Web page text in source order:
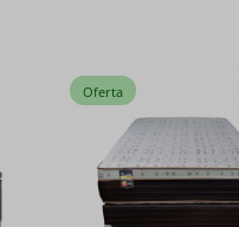
Oferta